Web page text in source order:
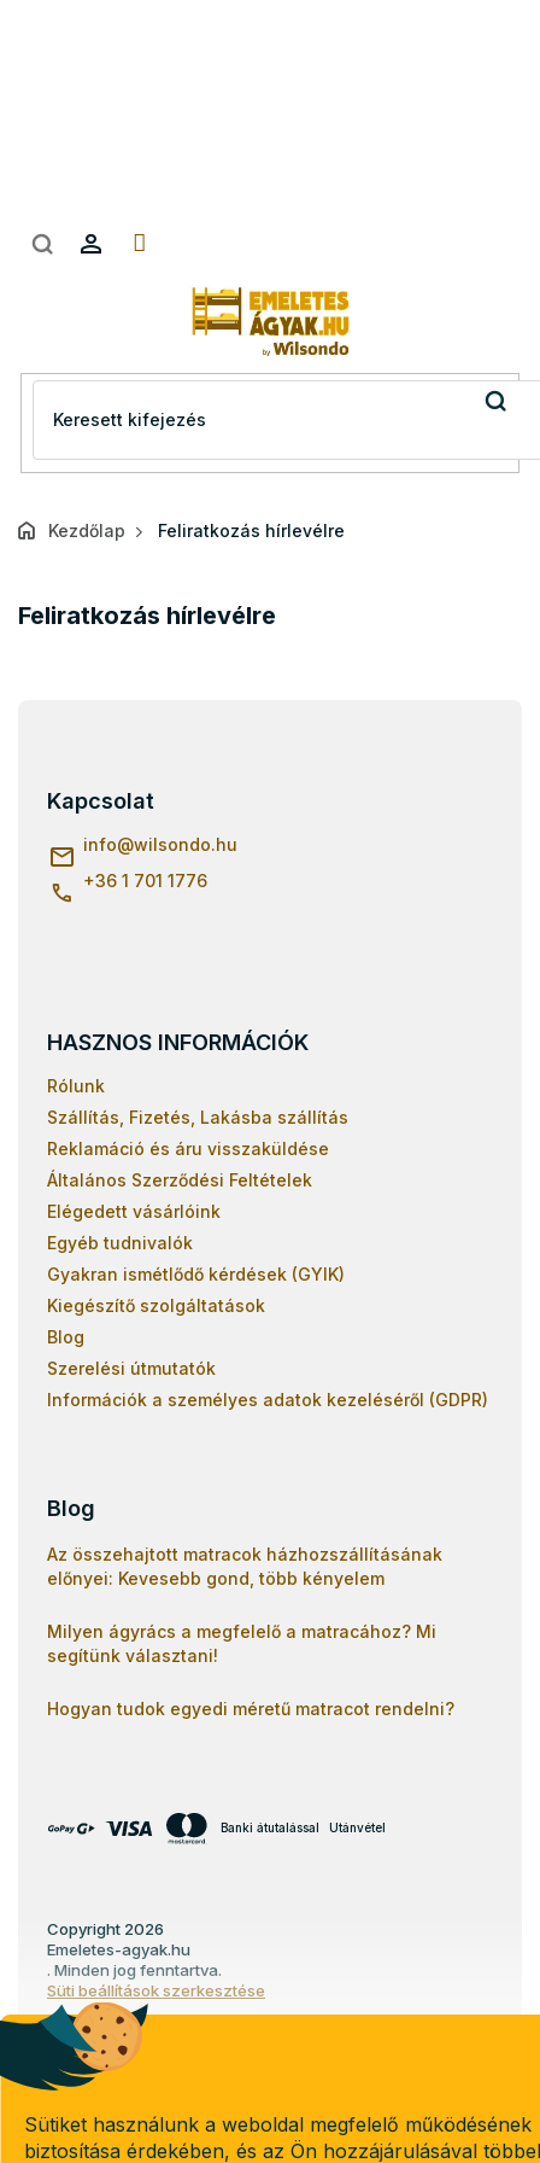
Sütiket használunk a weboldal megfelelő működésének
biztosítása érdekében, és az Ön hozzájárulásával
Kezdőlap Feliratkozás hírlevélre
Feliratkozás hírlevélre
Kapcsolat
info@wilsondo.hu
+36 1 701 1776
HASZNOS INFORMÁCIÓK
Rólunk
Szállítás, Fizetés, Lakásba szállítás
Reklamáció és áru visszaküldése
Általános Szerződési Feltételek
Elégedett vásárlóink
Egyéb tudnivalók
Gyakran ismétlődő kérdések (GYIK)
Kiegészítő szolgáltatások
Blog
Szerelési útmutatók
Információk a személyes adatok kezeléséről (GDPR)
Blog
Az összehajtott matracok házhozszállításának
előnyei: Kevesebb gond, több kényelem
Milyen ágyrács a megfelelő a matracához? Mi
segítünk választani!
Hogyan tudok egyedi méretű matracot rendelni?
Banki átutalással Utánvétel
Copyright 2026
Emeletes-agyak.hu
. Minden jog fenntartva.
Süti beállítások szerkesztése